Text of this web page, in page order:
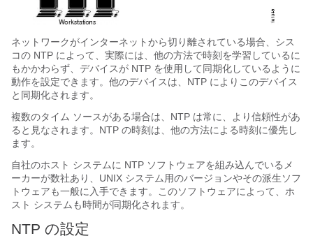
ネットワークがインターネットから切り離されている場合、シス
コの NTP によって、実際には、他の方法で時刻を学習しているに
もかかわらず、デバイスが NTP を使用して同期化しているように
動作を設定できます。他のデバイスは、NTP によりこのデバイス
と同期化されます。
複数のタイム ソースがある場合は、NTP は常に、より信頼性があ
ると見なされます。NTP の時刻は、他の方法による時刻に優先し
ます。
自社のホスト システムに NTP ソフトウェアを組み込んでいるメ
ーカーが数社あり、UNIX システム用のバージョンやその派生ソフ
トウェアも一般に入手できます。このソフトウェアによって、ホ
スト システムも時間が同期化されます。
NTP の設定